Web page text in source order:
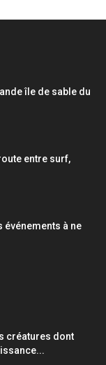
île de sable du
entre surf,
événements à ne
créatures dont